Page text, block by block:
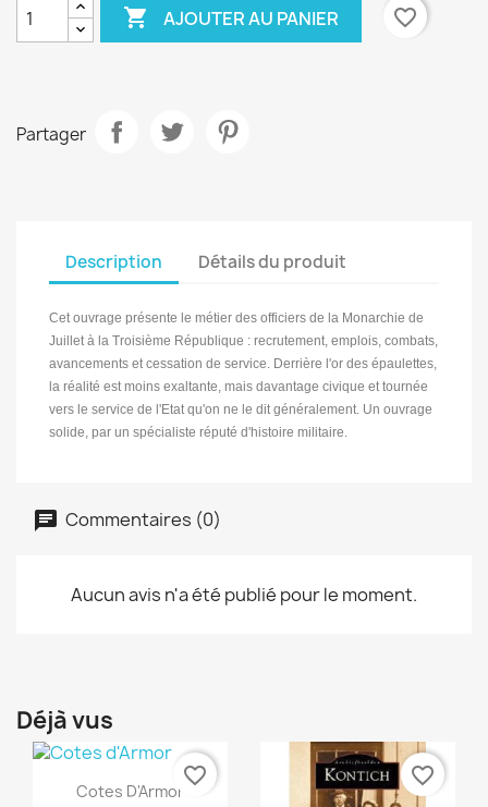
 AJOUTER AU PANIER favorite_border
Partager
Description Détails du produit
Cet ouvrage présente le métier des officiers de la Monarchie de
Juillet à la Troisième République : recrutement, emplois, combats,
avancements et cessation de service. Derrière l'or des épaulettes,
la réalité est moins exaltante, mais davantage civique et tournée
vers le service de l'Etat qu'on ne le dit généralement. Un ouvrage
solide, par un spécialiste réputé d'histoire militaire.
Commentaires (0)
Aucun avis n'a été publié pour le moment.
Déjà vus
Aperçu rapide
Cotes D'Armor
favorite_border favorite_border